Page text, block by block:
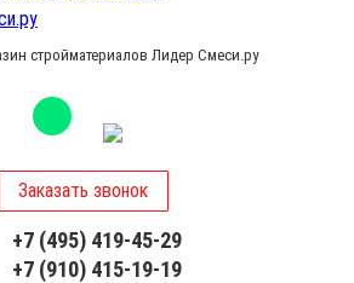
стройматериалов Лидер Смеси.ру
Заказать звонок
+7 (495) 419-45-29
+7 (910) 415-19-19